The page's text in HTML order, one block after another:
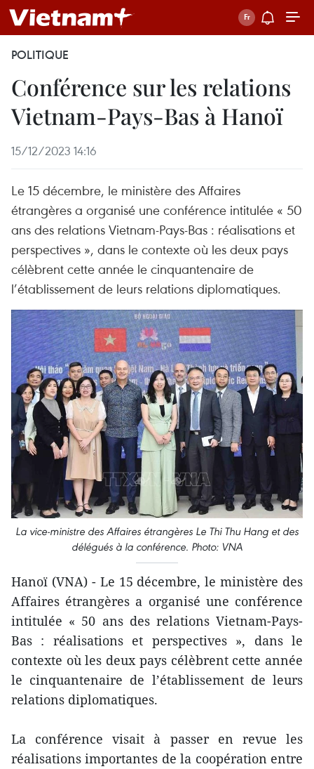
POLITIQUE
Conférence sur les relations
Vietnam-Pays-Bas à Hanoï
15/12/2023 14:16
Le 15 décembre, le ministère des Affaires
étrangères a organisé une conférence intitulée « 50
ans des relations Vietnam-Pays-Bas : réalisations et
perspectives », dans le contexte où les deux pays
célèbrent cette année le cinquantenaire de
l’établissement de leurs relations diplomatiques.
La vice-ministre des Affaires étrangères Le Thi Thu Hang et des
délégués à la conférence. Photo: VNA
Hanoï (VNA) - Le 15 décembre, le ministère des
Affaires étrangères a organisé une conférence
intitulée « 50 ans des relations Vietnam-Pays-
Bas : réalisations et perspectives », dans le
contexte où les deux pays célèbrent cette année
le cinquantenaire de l’établissement de leurs
relations diplomatiques.
La conférence visait à passer en revue les
réalisations importantes de la coopération entre